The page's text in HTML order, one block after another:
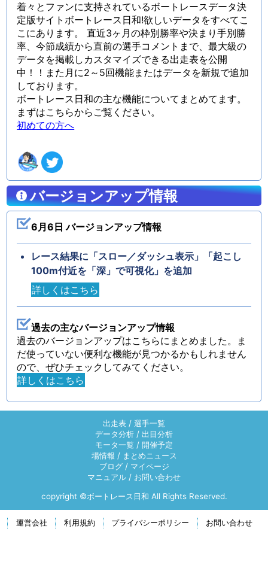
着々とファンに支持されているボートレースデータ決
定版サイトボートレース日和!欲しいデータをすべてこ
こにあります。 直近3ヶ月の枠別勝率や決まり手別勝
率、今節成績から直前の選手コメントまで、最大級の
データを掲載しカスタマイズできる出走表を公開
中！！また月に2～5回機能またはデータを新規で追加
しております。
ボートレース日和の主な機能についてまとめてます。
まずはこちらからご覧ください。
初めての方へ
バージョンアップ情報
6月6日 バージョンアップ情報
レース結果に「スロー／ダッシュ表示」「起こし
100m付近を「深」で可視化」を追加
詳しくはこちら
過去の主なバージョンアップ情報
過去のバージョンアップはこちらにまとめました。ま
だ使っていない便利な機能が見つかるかもしれません
ので、ぜひチェックしてみてください。
詳しくはこちら
出走表 / 選手一覧
データ分析 / 出目分析
モータ一覧 / 開催予定
場情報 / まとめニュース
ブログ/ マイページ
マニュアル / お問い合わせ
copyright ©ボートレース日和 All Rights Reserved.
運営会社 利用規約 プライバシーポリシー お問い合わせ